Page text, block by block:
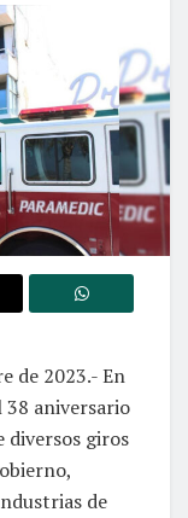
de 2023.- En
38 aniversario
diversos giros
de